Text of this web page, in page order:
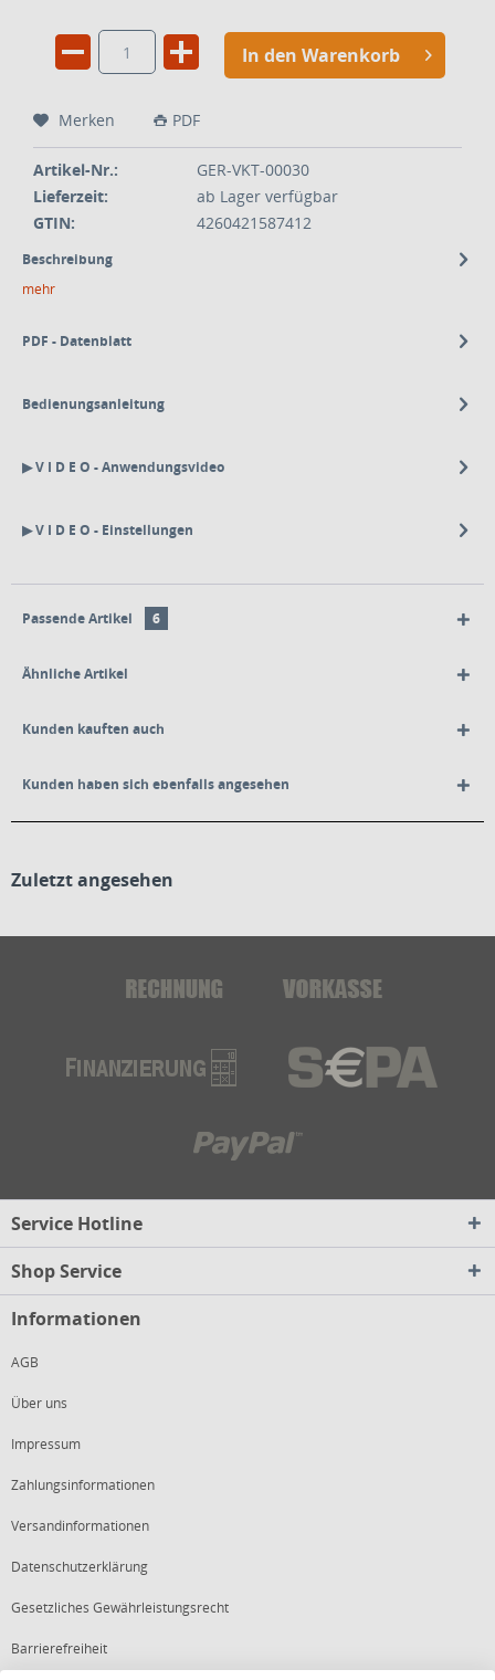
In den Warenkorb
Merken PDF
Artikel-Nr.:
GER-VKT-00030
Lieferzeit:
ab Lager verfügbar
GTIN:
4260421587412
Beschreibung
mehr
PDF - Datenblatt
Bedienungsanleitung
▶ V I D E O - Anwendungsvideo
▶ V I D E O - Einstellungen
Passende Artikel 6
Ähnliche Artikel
Kunden kauften auch
Kunden haben sich ebenfalls angesehen
Zuletzt angesehen
Service Hotline
Shop Service
Informationen
AGB
Über uns
Impressum
Zahlungsinformationen
Versandinformationen
Datenschutzerklärung
Gesetzliches Gewährleistungsrecht
Barrierefreiheit